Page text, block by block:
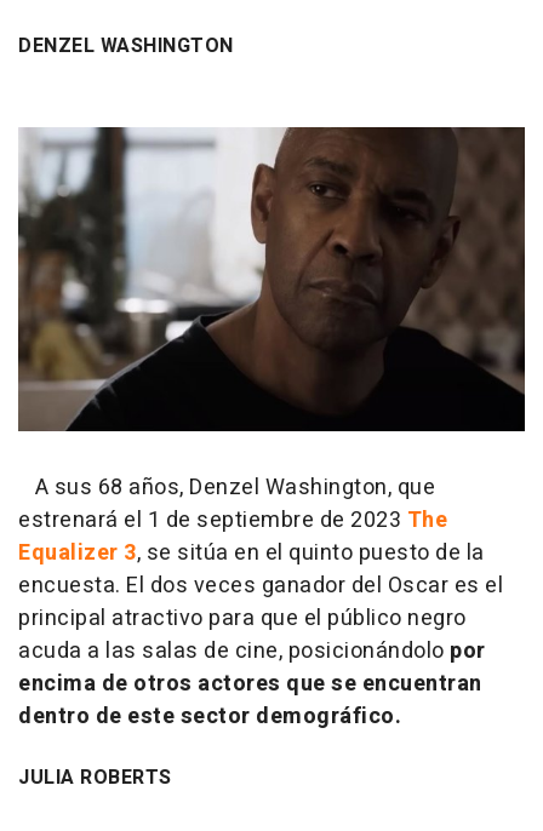
DENZEL WASHINGTON
A sus 68 años, Denzel Washington, que
estrenará el 1 de septiembre de 2023 The
Equalizer 3, se sitúa en el quinto puesto de la
encuesta. El dos veces ganador del Oscar es el
principal atractivo para que el público negro
acuda a las salas de cine, posicionándolo por
encima de otros actores que se encuentran
dentro de este sector demográfico.
JULIA ROBERTS